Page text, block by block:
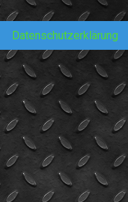
Datenschutzerklärung